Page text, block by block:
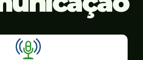
Ilustração